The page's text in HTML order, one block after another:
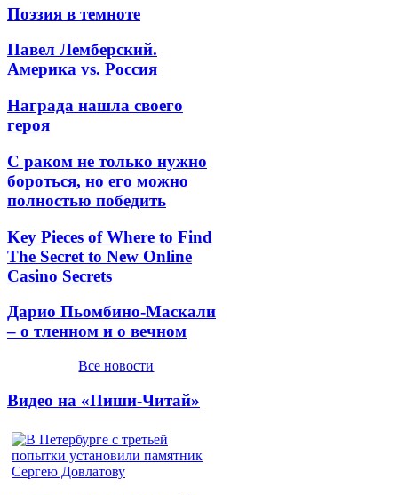
Поэзия в темноте
Павел Лемберский.
Америка vs. Россия
Награда нашла своего
героя
С раком не только нужно
бороться, но его можно
полностью победить
Key Pieces of Where to Find
The Secret to New Online
Casino Secrets
Дарио Пьомбино-Маскали
– о тленном и о вечном
Все новости
Видео на «Пиши-Читай»